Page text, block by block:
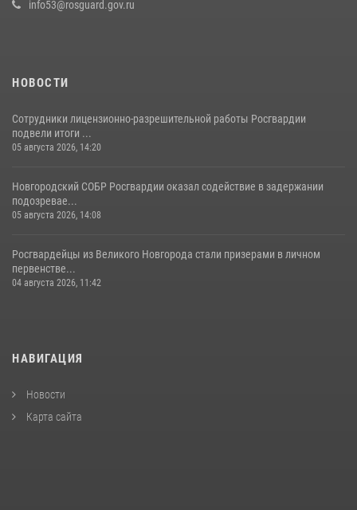
info53@rosguard.gov.ru
НОВОСТИ
Сотрудники лицензионно-разрешительной работы Росгвардии
подвели итоги ...
05 августа 2026, 14:20
Новгородский СОБР Росгвардии оказал содействие в задержании
подозревае...
05 августа 2026, 14:08
Росгвардейцы из Великого Новгорода стали призерами в личном
первенстве...
04 августа 2026, 11:42
НАВИГАЦИЯ
Новости
Карта сайта